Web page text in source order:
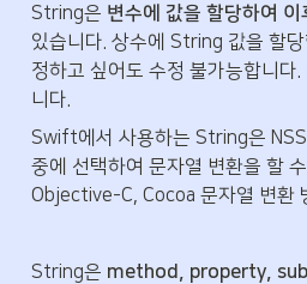
String은 변수에 값을 할당하여
있습니다. 상수에 String 값을 할
정하고 싶어도 수정 불가능합니다
니다.
Swift에서 사용하는 String은
중에 선택하여 문자열 변환을 할
Objective-C, Cocoa 문자열 변환
String은 method, property,